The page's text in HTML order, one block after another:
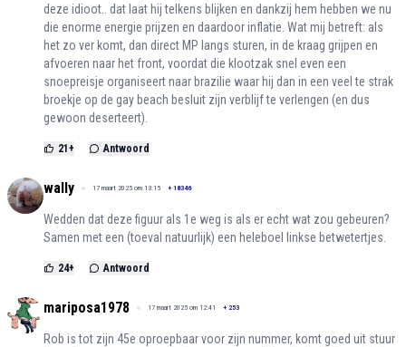
deze idioot.. dat laat hij telkens blijken en dankzij hem hebben we nu
die enorme energie prijzen en daardoor inflatie. Wat mij betreft: als
het zo ver komt, dan direct MP langs sturen, in de kraag grijpen en
afvoeren naar het front, voordat die klootzak snel even een
snoepreisje organiseert naar brazilie waar hij dan in een veel te strak
broekje op de gay beach besluit zijn verblijf te verlengen (en dus
gewoon deserteert).
21+ Antwoord
wally 17 maart 2025 om 13:15 + 18346
Wedden dat deze figuur als 1e weg is als er echt wat zou gebeuren?
Samen met een (toeval natuurlijk) een heleboel linkse betwetertjes.
24+ Antwoord
mariposa1978 17 maart 2025 om 12:41 + 253
Rob is tot zijn 45e oproepbaar voor zijn nummer, komt goed uit stuur